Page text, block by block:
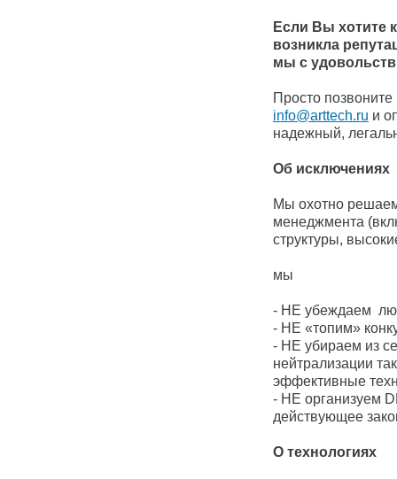
Если Вы хотите
возникла
мы с
Просто
info@arttech.ru и
надежный,
Об исключениях
Мы охотно
менеджмента
структуры,
мы
- НЕ убеждаем
- НЕ «топим»
- НЕ убираем из
нейтрализации
эффективные
- НЕ организуем
действующее
О технологиях